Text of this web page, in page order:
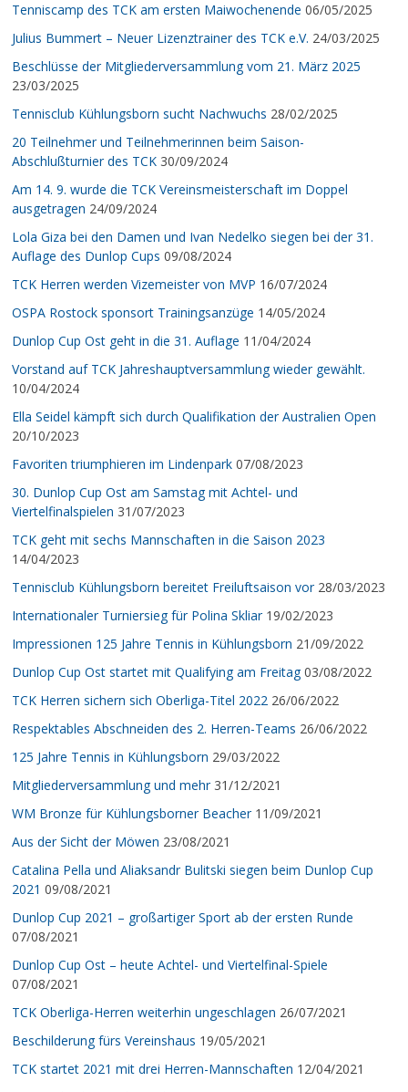
Tenniscamp des TCK am ersten Maiwochenende 06/05/2025
Julius Bummert – Neuer Lizenztrainer des TCK e.V. 24/03/2025
Beschlüsse der Mitgliederversammlung vom 21. März 2025
23/03/2025
Tennisclub Kühlungsborn sucht Nachwuchs 28/02/2025
20 Teilnehmer und Teilnehmerinnen beim Saison-
Abschlußturnier des TCK 30/09/2024
Am 14. 9. wurde die TCK Vereinsmeisterschaft im Doppel
ausgetragen 24/09/2024
Lola Giza bei den Damen und Ivan Nedelko siegen bei der 31.
Auflage des Dunlop Cups 09/08/2024
TCK Herren werden Vizemeister von MVP 16/07/2024
OSPA Rostock sponsort Trainingsanzüge 14/05/2024
Dunlop Cup Ost geht in die 31. Auflage 11/04/2024
Vorstand auf TCK Jahreshauptversammlung wieder gewählt.
10/04/2024
Ella Seidel kämpft sich durch Qualifikation der Australien Open
20/10/2023
Favoriten triumphieren im Lindenpark 07/08/2023
30. Dunlop Cup Ost am Samstag mit Achtel- und
Viertelfinalspielen 31/07/2023
TCK geht mit sechs Mannschaften in die Saison 2023
14/04/2023
Tennisclub Kühlungsborn bereitet Freiluftsaison vor 28/03/2023
Internationaler Turniersieg für Polina Skliar 19/02/2023
Impressionen 125 Jahre Tennis in Kühlungsborn 21/09/2022
Dunlop Cup Ost startet mit Qualifying am Freitag 03/08/2022
TCK Herren sichern sich Oberliga-Titel 2022 26/06/2022
Respektables Abschneiden des 2. Herren-Teams 26/06/2022
125 Jahre Tennis in Kühlungsborn 29/03/2022
Mitgliederversammlung und mehr 31/12/2021
WM Bronze für Kühlungsborner Beacher 11/09/2021
Aus der Sicht der Möwen 23/08/2021
Catalina Pella und Aliaksandr Bulitski siegen beim Dunlop Cup
2021 09/08/2021
Dunlop Cup 2021 – großartiger Sport ab der ersten Runde
07/08/2021
Dunlop Cup Ost – heute Achtel- und Viertelfinal-Spiele
07/08/2021
TCK Oberliga-Herren weiterhin ungeschlagen 26/07/2021
Beschilderung fürs Vereinshaus 19/05/2021
TCK startet 2021 mit drei Herren-Mannschaften 12/04/2021